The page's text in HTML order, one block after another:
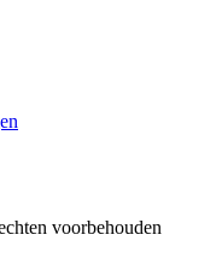
voorbehouden